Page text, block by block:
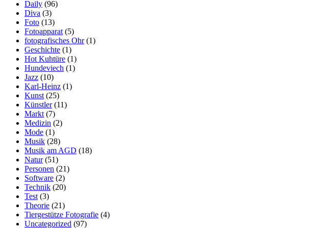
Daily (96)
Diva (3)
Foto (13)
Fotoapparat (5)
fotografisches Ohr(1)
Geschichte (1)
Hot Kuhtüre (1)
Hundeviech (1)
Jazz (10)
Karl-Heinz (1)
Kunst (25)
Künstler(11)
Markt (7)
Medizin (2)
Mode (1)
Musik (28)
Musik am AGD (18)
Natur(51)
Personen (21)
Software (2)
Technik (20)
Test (3)
Theorie (21)
Tiergestütze Fotografie (4)
Uncategorized (97)